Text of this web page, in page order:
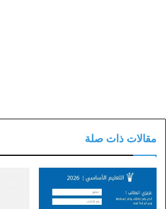
مقالات ذات صلة